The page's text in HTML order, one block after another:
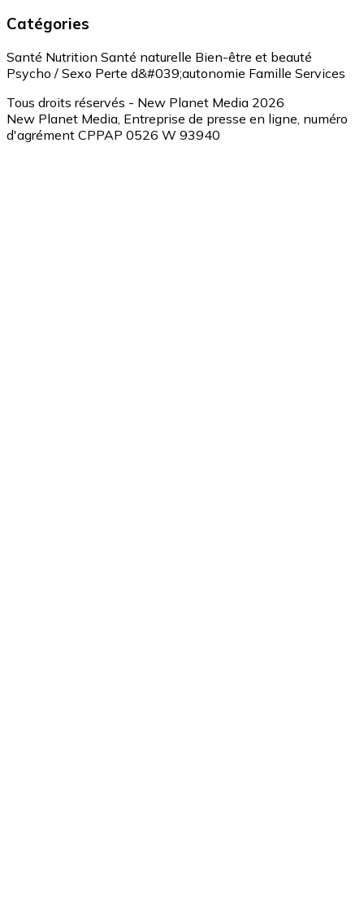
Catégories
Santé Nutrition Santé naturelle Bien-être et beauté
Psycho / Sexo Perte d&#039;autonomie Famille Services
Tous droits réservés - New Planet Media 2026
New Planet Media, Entreprise de presse en ligne, numéro
d'agrément CPPAP 0526 W 93940